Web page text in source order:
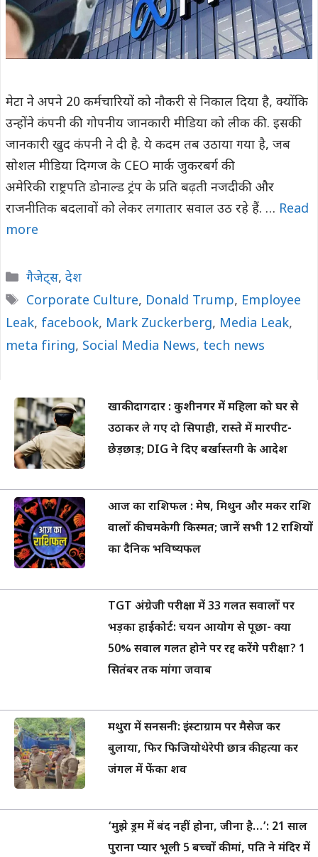
मेटा ने अपने 20 कर्मचारियों को नौकरी से निकाल दिया है, क्योंकि
उन्होंने कंपनी की गोपनीय जानकारी मीडिया को लीक की. इसकी
जानकारी खुद कंपनी ने दी है. ये कदम तब उठाया गया है, जब
सोशल मीडिया दिग्गज के CEO मार्क जुकरबर्ग की
अमेरिकी राष्ट्रपति डोनाल्ड ट्रंप के प्रति बढ़ती नजदीकी और
राजनीतिक बदलावों को लेकर लगातार सवाल उठ रहे हैं. … Read
more
Categories
गैजेट्स, देश
Tags
Corporate Culture, Donald Trump, Employee
Leak, facebook, Mark Zuckerberg, Media Leak,
meta firing, Social Media News, tech news
खाकी दागदार : कुशीनगर में महिला को घर से
उठाकर ले गए दो सिपाही, रास्ते में मारपीट-
छेड़छाड़; DIG ने दिए बर्खास्तगी के आदेश
आज का राशिफल : मेष, मिथुन और मकर राशि
वालों की चमकेगी किस्मत; जानें सभी 12 राशियों
का दैनिक भविष्यफल
TGT अंग्रेजी परीक्षा में 33 गलत सवालों पर
भड़का हाईकोर्ट: चयन आयोग से पूछा- क्या
50% सवाल गलत होने पर रद्द करेंगे परीक्षा? 1
सितंबर तक मांगा जवाब
मथुरा में सनसनी: इंस्टाग्राम पर मैसेज कर
बुलाया, फिर फिजियोथेरेपी छात्र की हत्या कर
जंगल में फेंका शव
‘मुझे ड्रम में बंद नहीं होना, जीना है…’: 21 साल
पुराना प्यार भूली 5 बच्चों की मां, पति ने मंदिर में